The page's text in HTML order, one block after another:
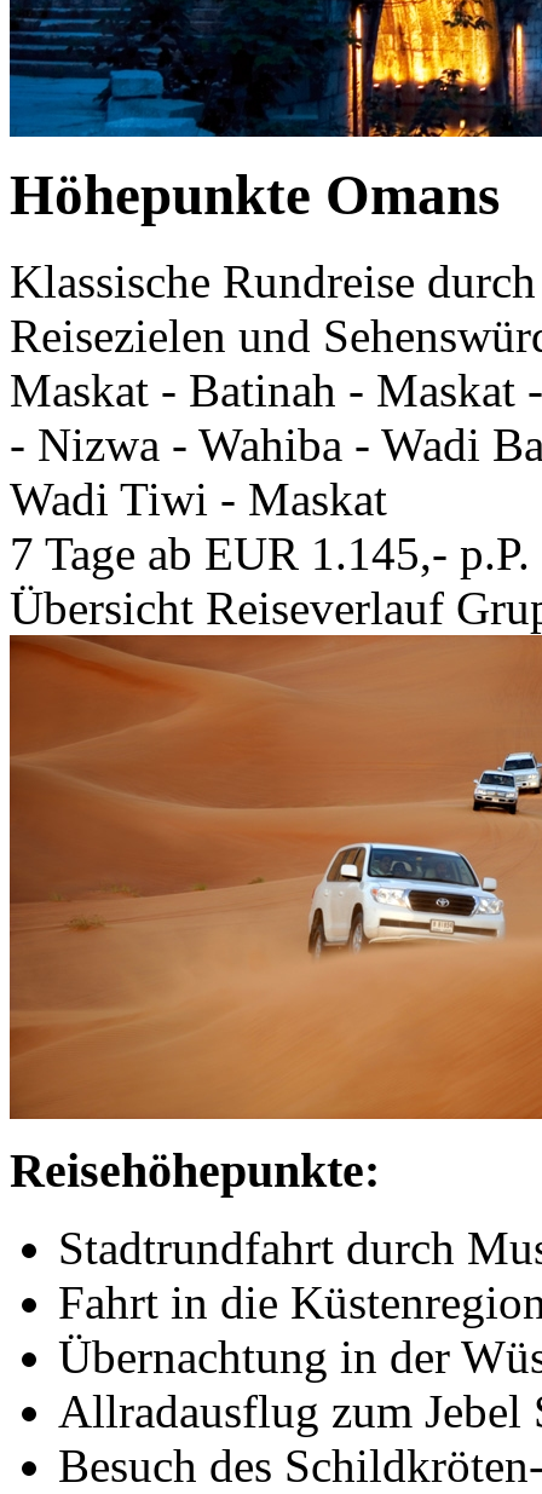
Höhepunkte Omans
Klassische Rundreise
Reisezielen und
Maskat - Batinah - Maskat
- Nizwa - Wahiba - Wadi
Wadi Tiwi - Maskat
7 Tage ab EUR 1.145,- p.P.
Übersicht Reiseverlauf
Reisehöhepunkte:
Stadtrundfahrt durch
Fahrt in die
Übernachtung in der
Allradausflug zum
Besuch des